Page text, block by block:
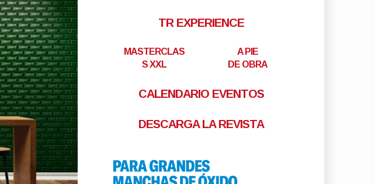
TR EXPERIENCE
MASTERCLAS
S XXL
A PIE
DE OBRA
CALENDARIO EVENTOS
DESCARGA LA REVISTA